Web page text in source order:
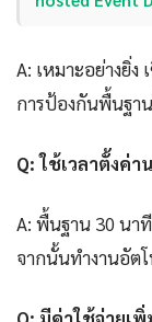
A: เหมาะอย่างยิ่ง
การป้องกันพื้นฐา
Q: ใช้เวลาตั้งค่
A: พื้นฐาน 30 นา
จากนั้นทำงานอัต